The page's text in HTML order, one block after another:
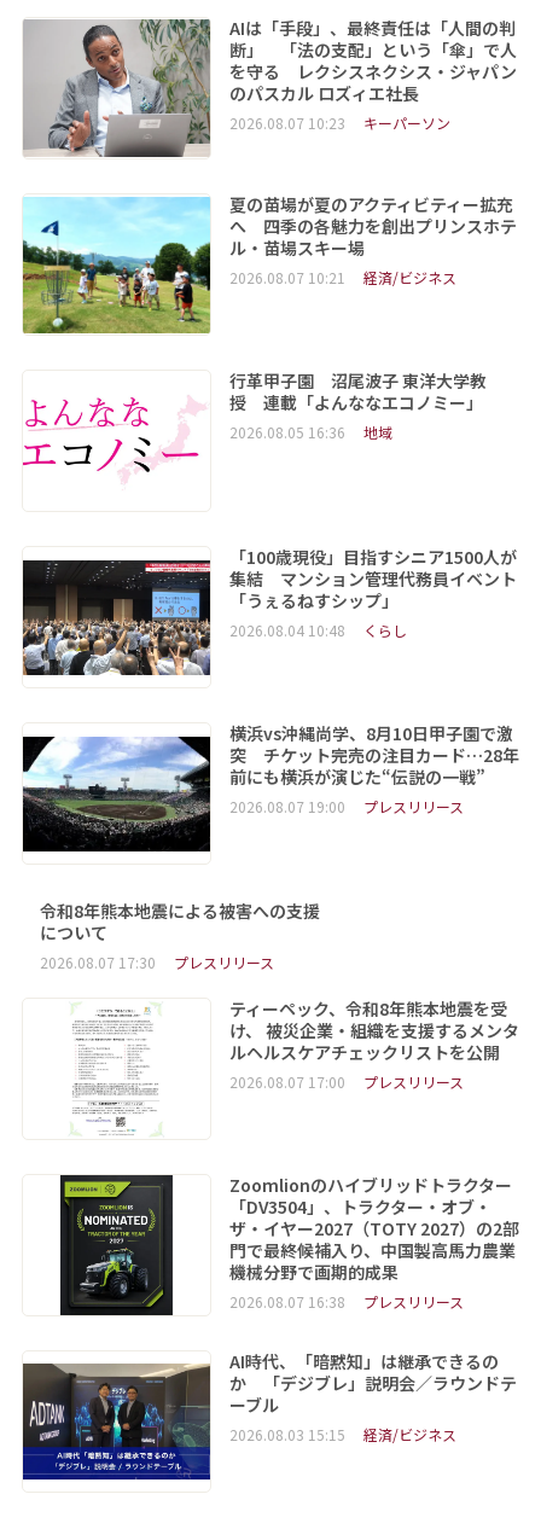
AIは「手段」、最終責任は「人間の判
断」 「法の支配」という「傘」で人
を守る レクシスネクシス・ジャパン
のパスカル ロズィエ社長
2026.08.07 10:23 キーパーソン
夏の苗場が夏のアクティビティー拡充
へ 四季の各魅力を創出プリンスホテ
ル・苗場スキー場
2026.08.07 10:21 経済/ビジネス
行革甲子園 沼尾波子 東洋大学教
授 連載「よんななエコノミー」
2026.08.05 16:36 地域
「100歳現役」目指すシニア1500人が
集結 マンション管理代務員イベント
「うぇるねすシップ」
2026.08.04 10:48 くらし
横浜vs沖縄尚学、8月10日甲子園で激
突 チケット完売の注目カード…28年
前にも横浜が演じた“伝説の一戦”
2026.08.07 19:00 プレスリリース
令和8年熊本地震による被害への支援
について
2026.08.07 17:30 プレスリリース
ティーペック、令和8年熊本地震を受
け、 被災企業・組織を支援するメンタ
ルヘルスケアチェックリストを公開
2026.08.07 17:00 プレスリリース
Zoomlionのハイブリッドトラクター
「DV3504」、トラクター・オブ・
ザ・イヤー2027（TOTY 2027）の2部
門で最終候補入り、中国製高馬力農業
機械分野で画期的成果
2026.08.07 16:38 プレスリリース
AI時代、「暗黙知」は継承できるの
か 「デジブレ」説明会／ラウンドテ
ーブル
2026.08.03 15:15 経済/ビジネス